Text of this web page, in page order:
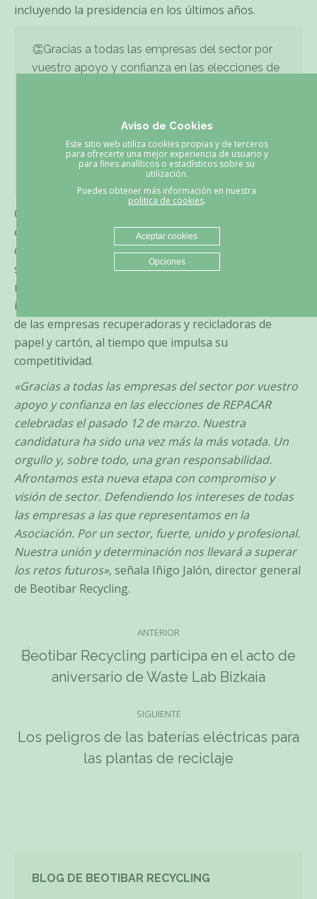
incluyendo la presidencia en los últimos años.
👏Gracias a todas las empresas del sector por
vuestro apoyo y confianza en las elecciones de
votada. Un orgullo y, sobre todo, una gran
responsabilidad.
— Beotibar (@BeotibarBizkaia)March 20, 2026
Con esta renovación, REPACAR inicia una nueva etapa
en un contexto marcado por cambios regulatorios y
desafíos para la industria del reciclaje. La organización
se fija como objetivo reforzar su papel como
referente del sector, tanto en el ámbito nacional como
internacional, y continuar defendiendo los intereses
de las empresas recuperadoras y recicladoras de
papel y cartón, al tiempo que impulsa su
competitividad.
«Gracias a todas las empresas del sector por vuestro
apoyo y confianza en las elecciones de REPACAR
celebradas el pasado 12 de marzo. Nuestra
candidatura ha sido una vez más la más votada. Un
orgullo y, sobre todo, una gran responsabilidad.
Afrontamos esta nueva etapa con compromiso y
visión de sector. Defendiendo los intereses de todas
las empresas a las que representamos en la
Asociación. Por un sector, fuerte, unido y profesional.
Nuestra unión y determinación nos llevará a superar
los retos futuros», señala Iñigo Jalón, director general
de Beotibar Recycling.
Navegación
entre
ANTERIOR
Publicación
anterior:
Beotibar Recycling participa en el acto de
aniversario de Waste Lab Bizkaia
SIGUIENTE
Publicación
siguiente:
Los peligros de las baterías eléctricas para
las plantas de reciclaje
BLOG DE BEOTIBAR RECYCLING
Aviso de Cookies
Este sitio web utiliza cookies propias y de terceros
para ofrecerte una mejor experiencia de usuario y
para fines analíticos o estadísticos sobre su
utilización.
Puedes obtener más información en nuestra
politica de cookies.
Aceptar cookies
Opciones